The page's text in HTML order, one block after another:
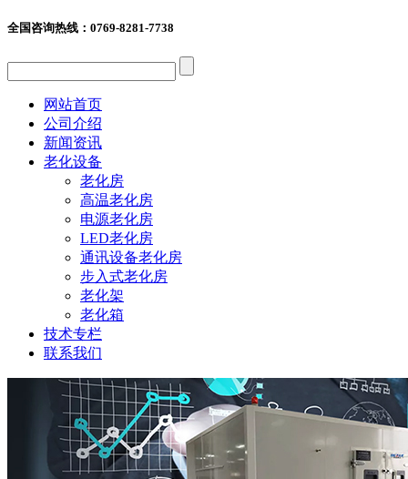
全国咨询热线： 0769-8281-7738
网站首页
公司介绍
新闻资讯
老化设备
老化房
高温老化房
电源老化房
LED老化房
通讯设备老化房
步入式老化房
老化架
老化箱
技术专栏
联系我们